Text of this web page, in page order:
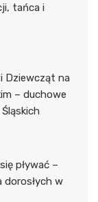
tańca i
Dziewcząt na
– duchowe
pływać –
dorosłych w